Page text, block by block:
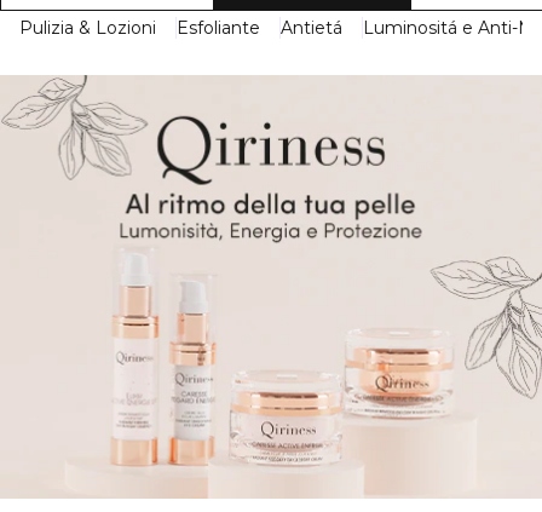
Pulizia & Lozioni Esfoliante Antietá Luminositá e Anti-